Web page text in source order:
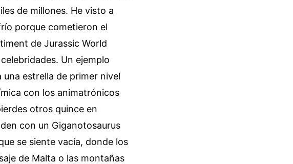
de millones. He visto a
porque cometieron el
de Jurassic World
Un ejemplo
estrella de primer nivel
con los animatrónicos
otros quince en
con un Giganotosaurus
se siente vacía, donde los
de Malta o las montañas